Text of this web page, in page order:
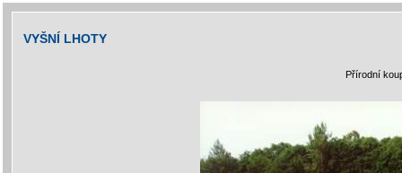
VYŠNÍ LHOTY
Přírodní